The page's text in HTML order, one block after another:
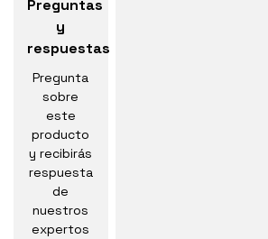
Preguntas
y
respuestas
Pregunta
sobre
este
producto
y recibirás
respuesta
de
nuestros
expertos